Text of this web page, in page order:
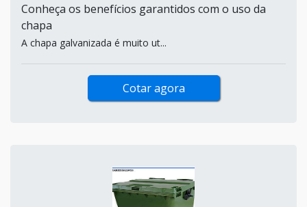
Conheça os benefícios garantidos com o uso da
chapa
A chapa galvanizada é muito ut...
Cotar agora